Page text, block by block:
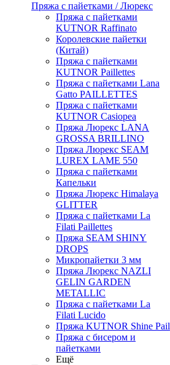
Пряжа с пайетками / Люрекс
Пряжа с пайетками
KUTNOR Raffinato
Королевские пайетки
(Китай)
Пряжа с пайетками
KUTNOR Paillettes
Пряжа с пайетками Lana
Gatto PAILLETTES
Пряжа с пайетками
KUTNOR Casiopea
Пряжа Люрекс LANA
GROSSA BRILLINO
Пряжа Люрекс SEAM
LUREX LAME 550
Пряжа с пайетками
Капельки
Пряжа Люрекс Himalaya
GLITTER
Пряжа с пайетками La
Filati Paillettes
Пряжа SEAM SHINY
DROPS
Микропайетки 3 мм
Пряжа Люрекс NAZLI
GELIN GARDEN
METALLIC
Пряжа с пайетками La
Filati Lucido
Пряжа KUTNOR Shine Pail
Пряжа с бисером и
пайетками
Ещё